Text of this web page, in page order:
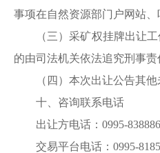
事项在自然资源部门户网站、
（三）采矿权挂牌出让
的由司法机关依法追究刑事责
（四）本次出让公告其
十、咨询联系电话
出让方电话： 0995-
交易平台电话： 0995-